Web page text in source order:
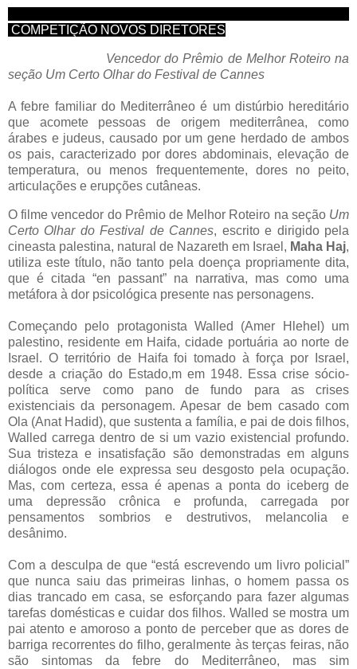
COMPETIÇÃO NOVOS DIRETORES
Vencedor do Prêmio de Melhor Roteiro na
seção Um Certo Olhar do Festival de Cannes
A febre familiar do Mediterrâneo é um distúrbio hereditário
que acomete pessoas de origem mediterrânea, como
árabes e judeus, causado por um gene herdado de ambos
os pais, caracterizado por dores abdominais, elevação de
temperatura, ou menos frequentemente, dores no peito,
articulações e erupções cutâneas.
O filme vencedor do Prêmio de Melhor Roteiro na seção Um
Certo Olhar do Festival de Cannes, escrito e dirigido pela
cineasta palestina, natural de Nazareth em Israel, Maha Haj,
utiliza este título, não tanto pela doença propriamente dita,
que é citada “en passant” na narrativa, mas como uma
metáfora à dor psicológica presente nas personagens.
Começando pelo protagonista Walled (Amer Hlehel) um
palestino, residente em Haifa, cidade portuária ao norte de
Israel. O território de Haifa foi tomado à força por Israel,
desde a criação do Estado,m em 1948. Essa crise sócio-
política serve como pano de fundo para as crises
existenciais da personagem. Apesar de bem casado com
Ola (Anat Hadid), que sustenta a família, e pai de dois filhos,
Walled carrega dentro de si um vazio existencial profundo.
Sua tristeza e insatisfação são demonstradas em alguns
diálogos onde ele expressa seu desgosto pela ocupação.
Mas, com certeza, essa é apenas a ponta do iceberg de
uma depressão crônica e profunda, carregada por
pensamentos sombrios e destrutivos, melancolia e
desânimo.
Com a desculpa de que “está escrevendo um livro policial”
que nunca saiu das primeiras linhas, o homem passa os
dias trancado em casa, se esforçando para fazer algumas
tarefas domésticas e cuidar dos filhos. Walled se mostra um
pai atento e amoroso a ponto de perceber que as dores de
barriga recorrentes do filho, geralmente às terças feiras, não
são sintomas da febre do Mediterrâneo, mas sim